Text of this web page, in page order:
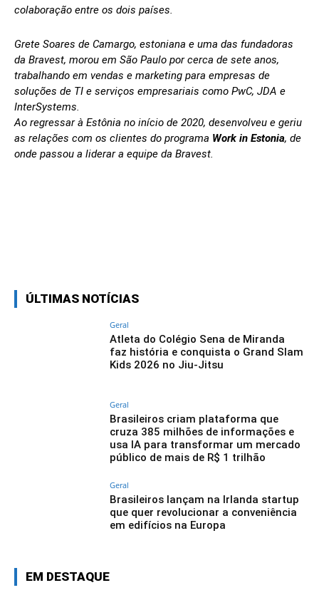
colaboração entre os dois países.
Grete Soares de Camargo, estoniana e uma das fundadoras
da Bravest, morou em São Paulo por cerca de sete anos,
trabalhando em vendas e marketing para empresas de
soluções de TI e serviços empresariais como PwC, JDA e
InterSystems.
Ao regressar à Estônia no início de 2020, desenvolveu e geriu
as relações com os clientes do programa Work in Estonia, de
onde passou a liderar a equipe da Bravest.
ÚLTIMAS NOTÍCIAS
Geral
Atleta do Colégio Sena de Miranda
faz história e conquista o Grand Slam
Kids 2026 no Jiu-Jitsu
Geral
Brasileiros criam plataforma que
cruza 385 milhões de informações e
usa IA para transformar um mercado
público de mais de R$ 1 trilhão
Geral
Brasileiros lançam na Irlanda startup
que quer revolucionar a conveniência
em edifícios na Europa
EM DESTAQUE